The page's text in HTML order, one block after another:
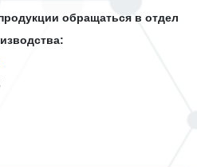
обращаться в отдел